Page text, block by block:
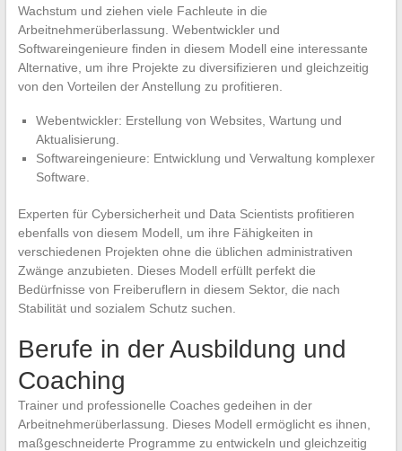
Wachstum und ziehen viele Fachleute in die
Arbeitnehmerüberlassung. Webentwickler und
Softwareingenieure finden in diesem Modell eine interessante
Alternative, um ihre Projekte zu diversifizieren und gleichzeitig
von den Vorteilen der Anstellung zu profitieren.
Webentwickler: Erstellung von Websites, Wartung und
Aktualisierung.
Softwareingenieure: Entwicklung und Verwaltung komplexer
Software.
Experten für Cybersicherheit und Data Scientists profitieren
ebenfalls von diesem Modell, um ihre Fähigkeiten in
verschiedenen Projekten ohne die üblichen administrativen
Zwänge anzubieten. Dieses Modell erfüllt perfekt die
Bedürfnisse von Freiberuflern in diesem Sektor, die nach
Stabilität und sozialem Schutz suchen.
Berufe in der Ausbildung und
Coaching
Trainer und professionelle Coaches gedeihen in der
Arbeitnehmerüberlassung. Dieses Modell ermöglicht es ihnen,
maßgeschneiderte Programme zu entwickeln und gleichzeitig